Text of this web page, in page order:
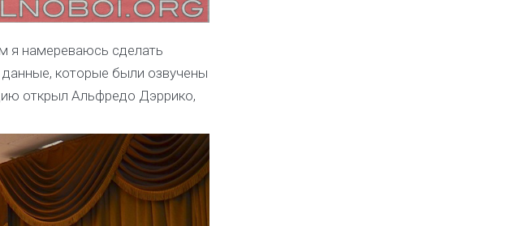
я намереваюсь сделать
которые были озвучены
открыл Альфредо Дэррико,